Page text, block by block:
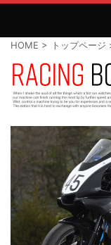
HOME > トップページ